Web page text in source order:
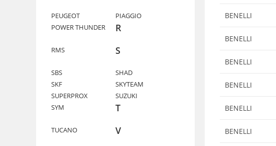
BENELLI
BENELLI
BENELLI
BENELLI
BENELLI
BENELLI
PEUGEOT
PIAGGIO
POWER THUNDER
R
RMS S
SBS
SHAD
SKF
SKYTEAM
SUPERPROX
SUZUKI
SYM
T
TUCANO V